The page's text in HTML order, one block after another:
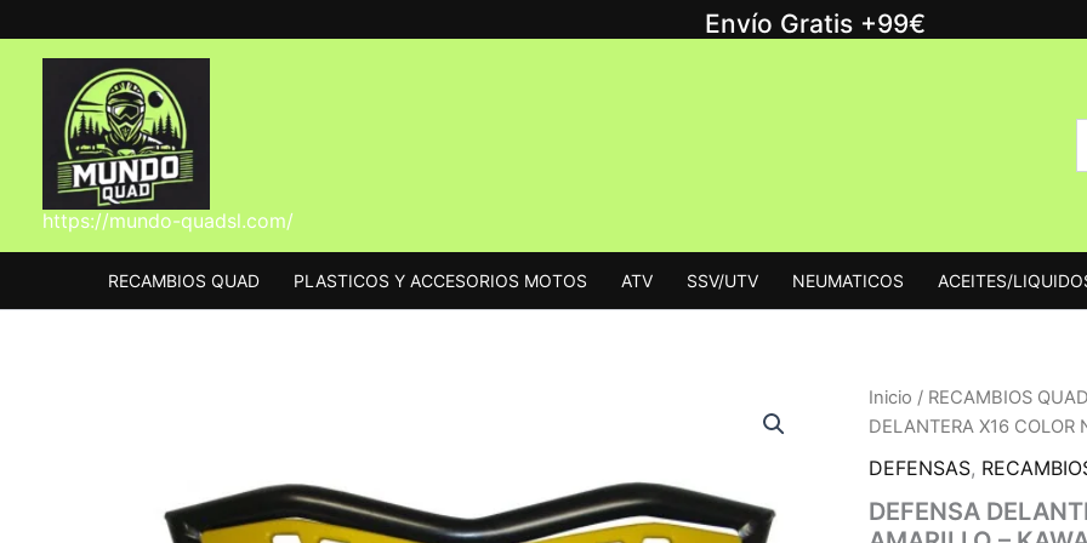
al
contenido
Envío Gratis +99€
https://mundo-quadsl.com/
RECAMBIOS QUAD PLASTICOS Y ACCESORIOS MOTOS ATV SSV/UTV NEUMATICOS ACEITES/
Inicio / RECAMBIOS QUAD
DELANTERA X16 COLOR
DEFENSAS,
DEFENSA